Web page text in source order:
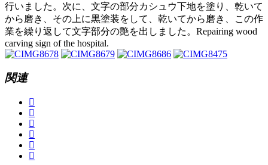
行いました。次に、文字の部分カシュウ下地を塗り、乾いて
から磨き、その上に黒塗装をして、乾いてから磨き、この作
業を繰り返して文字部分の艶を出しました。Repairing wood
carving sign of the hospital.
関連